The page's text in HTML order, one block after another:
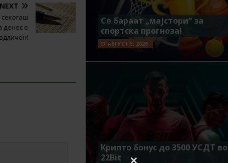
NEXT
денес е
одличен!
Се бараат „мајстори“ за
спортска прогноза!
АВГУСТ 5, 2026
Крипто бонус до 3500 УСДТ во
22Bit